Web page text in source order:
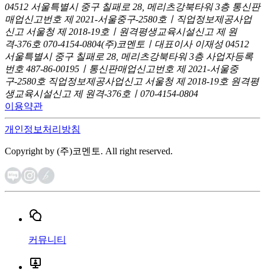
04512 서울특별시 중구 칠패로 28, 메리츠강북타워 3층 통신판
매업신고번호 제 2021-서울중구-2580호ㅣ직업정보제공사업
신고 서울청 제 2018-19호ㅣ원격평생교육시설신고 제 원
격-376호 070-4154-0804(주)코멘토ㅣ대표이사 이재성 04512
서울특별시 중구 칠패로 28, 메리츠강북타워 3층 사업자등록
번호 487-86-00195ㅣ통신판매업신고번호 제 2021-서울중
구-2580호 직업정보제공사업신고 서울청 제 2018-19호 원격평
생교육시설신고 제 원격-376호ㅣ070-4154-0804
이용약관
개인정보처리방침
Copyright by (주)코멘토. All right reserved.
커뮤니티